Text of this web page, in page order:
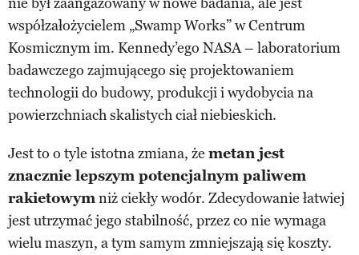
współzałożycielem „Swamp Works” w Centrum
Kosmicznym im. Kennedy’ego NASA – laboratorium
badawczego zajmującego się projektowaniem
technologii do budowy, produkcji i wydobycia na
powierzchniach skalistych ciał niebieskich.
Jest to o tyle istotna zmiana, że metan jest
znacznie lepszym potencjalnym paliwem
rakietowymniż ciekły wodór. Zdecydowanie łatwiej
jest utrzymać jego stabilność, przez co nie wymaga
wielu maszyn, a tym samym zmniejszają się koszty.